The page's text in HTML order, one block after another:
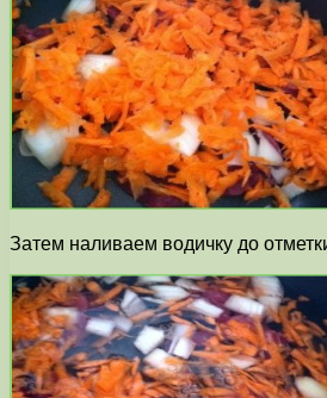
Затем наливаем водичку до